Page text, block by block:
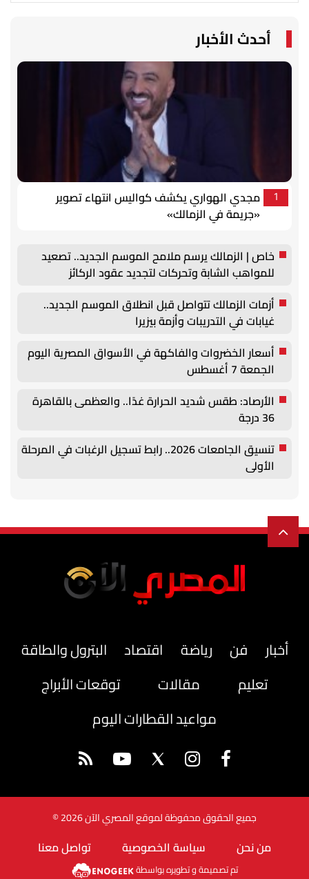
أحدث الأخبار
1
مجدي الهواري يكشف كواليس انتهاء تصوير
«جريمة في الزمالك»
خاص | الزمالك يرسم ملامح الموسم الجديد.. تصعيد
للمواهب الشابة وتحركات لتجديد عقود الركائز
أزمات الزمالك تتواصل قبل انطلاق الموسم الجديد..
غيابات في التدريبات وأزمة بيزيرا
أسعار الخضروات والفاكهة في الأسواق المصرية اليوم
الجمعة 7 أغسطس
الأرصاد: طقس شديد الحرارة غدًا.. والعظمى بالقاهرة
36 درجة
تنسيق الجامعات 2026.. رابط تسجيل الرغبات في المرحلة
الأولى
أخبار فن رياضة اقتصاد
البترول والطاقة
تعليم
مقالات
توقعات الأبراج
مواعيد القطارات اليوم
جميع الحقوق محفوظة لموقع المصري الآن 2026 ©
من نحن سياسة الخصوصية تواصل معنا
تم تصميمة و تطويره بواسطة